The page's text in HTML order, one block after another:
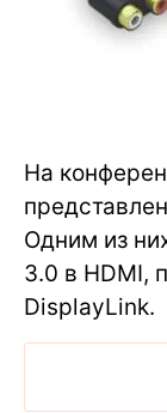
На
Одним из
3.0 в HDMI,
DisplayLink.